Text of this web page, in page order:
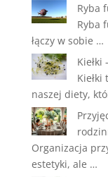
Ryba
Ryba
łączy w sobie …
naszej diety,
Organizacja
estetyki, ale …